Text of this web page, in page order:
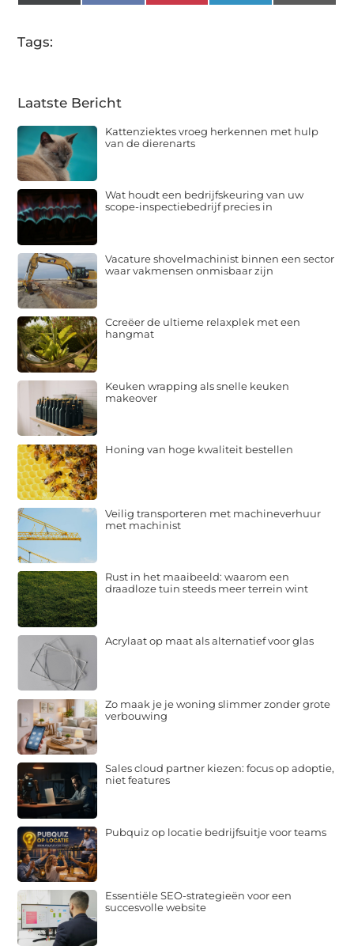
(Twitter)
Tags:
Laatste Bericht
Kattenziektes vroeg herkennen met hulp
van de dierenarts
Wat houdt een bedrijfskeuring van uw
scope-inspectiebedrijf precies in
Vacature shovelmachinist binnen een sector
waar vakmensen onmisbaar zijn
Ccreëer de ultieme relaxplek met een
hangmat
Keuken wrapping als snelle keuken
makeover
Honing van hoge kwaliteit bestellen
Veilig transporteren met machineverhuur
met machinist
Rust in het maaibeeld: waarom een
draadloze tuin steeds meer terrein wint
Acrylaat op maat als alternatief voor glas
Zo maak je je woning slimmer zonder grote
verbouwing
Sales cloud partner kiezen: focus op adoptie,
niet features
Pubquiz op locatie bedrijfsuitje voor teams
Essentiële SEO-strategieën voor een
succesvolle website